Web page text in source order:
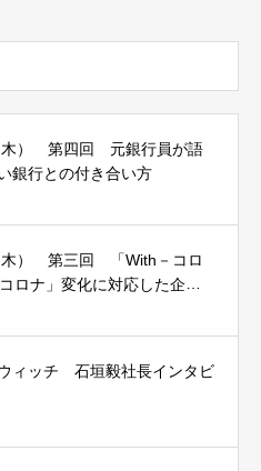
木） 第四回 元銀行員が語
銀行との付き合い方
木） 第三回 「With－コロ
ナ」変化に対応した企業
れる時代
ィッチ 石垣毅社長インタビ